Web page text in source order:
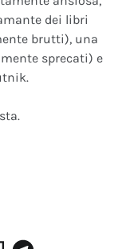
dei libri
brutti), una
sprecati) e
Telegram